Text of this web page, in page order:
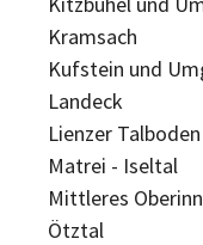
Kramsach
Kufstein und
Landeck
Lienzer Talboden
Matrei - Iseltal
Mittleres
Ötztal